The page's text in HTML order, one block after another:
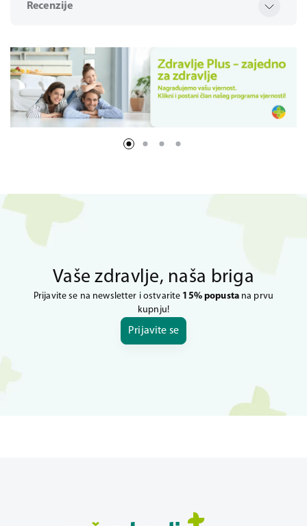
Recenzije
Vaše zdravlje, naša briga
Prijavite se na newsletter i ostvarite 15% popustana prvu
kupnju!
Prijavite se